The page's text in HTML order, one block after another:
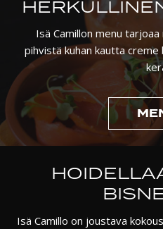
Isä Camillon menu
pihvistä kuhan kautta
Isä Camillo on joustava